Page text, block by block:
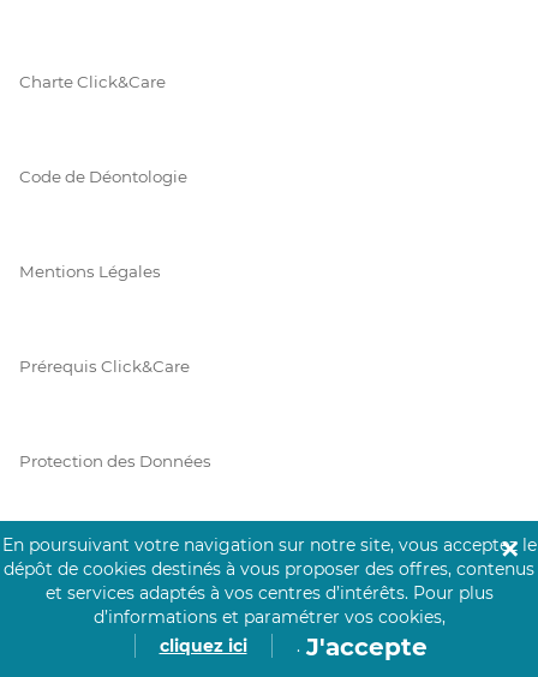
Charte Click&Care
Code de Déontologie
Mentions Légales
Prérequis Click&Care
Protection des Données
Vie Privée
PAIEMENT SÉCURISÉ
En poursuivant votre navigation sur notre site, vous acceptez le
dépôt de cookies destinés à vous proposer des offres, contenus
et services adaptés à vos centres d’intérêts. Pour plus
d’informations et paramétrer vos cookies,
cliquez ici
. J'accepte
✕